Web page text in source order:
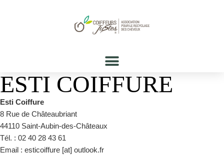
ESTI COIFFURE
Esti Coiffure
8 Rue de Châteaubriant
44110 Saint-Aubin-des-Châteaux
Tél. : 02 40 28 43 61
Email : esticoiffure [at] outlook.fr